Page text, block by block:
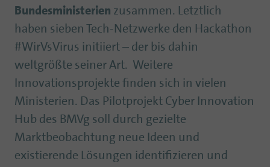
Bundesministerien zusammen. Letztlich
haben sieben Tech-Netzwerke den Hackathon
#WirVsVirus initiiert – der bis dahin
weltgrößte seiner Art. Weitere
Innovationsprojekte finden sich in vielen
Ministerien. Das Pilotprojekt Cyber Innovation
Hub des BMVg soll durch gezielte
Marktbeobachtung neue Ideen und
existierende Lösungen identifizieren und